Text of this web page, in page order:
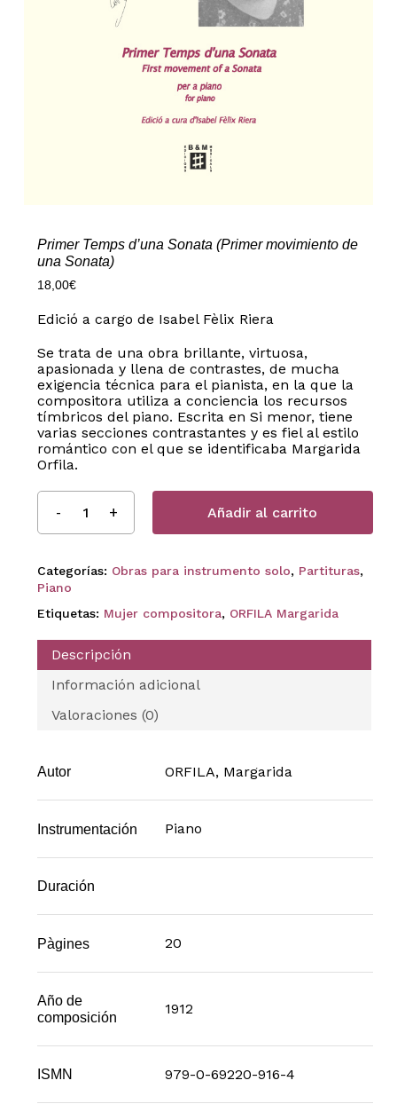
Primer Temps d’una Sonata (Primer movimiento de
una Sonata)
18,00€
Edició a cargo de Isabel Fèlix Riera
Se trata de una obra brillante, virtuosa,
apasionada y llena de contrastes, de mucha
exigencia técnica para el pianista, en la que la
compositora utiliza a conciencia los recursos
tímbricos del piano. Escrita en Si menor, tiene
varias secciones contrastantes y es fiel al estilo
romántico con el que se identificaba Margarida
Orfila.
Añadir al carrito
Categorías: Obras para instrumento solo, Partituras,
Piano
Etiquetas: Mujer compositora, ORFILA Margarida
Descripción
Información adicional
Valoraciones (0)
Autor ORFILA, Margarida
Instrumentación Piano
Duración
Pàgines 20
Año de
composición
1912
ISMN 979-0-69220-916-4